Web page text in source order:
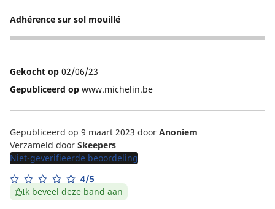
Adhérence sur sol mouillé
4
Gekocht op 02/06/23
Gepubliceerd op www.michelin.be
Gepubliceerd op 9 maart 2023 door Anoniem
Verzameld door Skeepers
Niet-geverifieerde beoordeling
4/5
Ik beveel deze band aan